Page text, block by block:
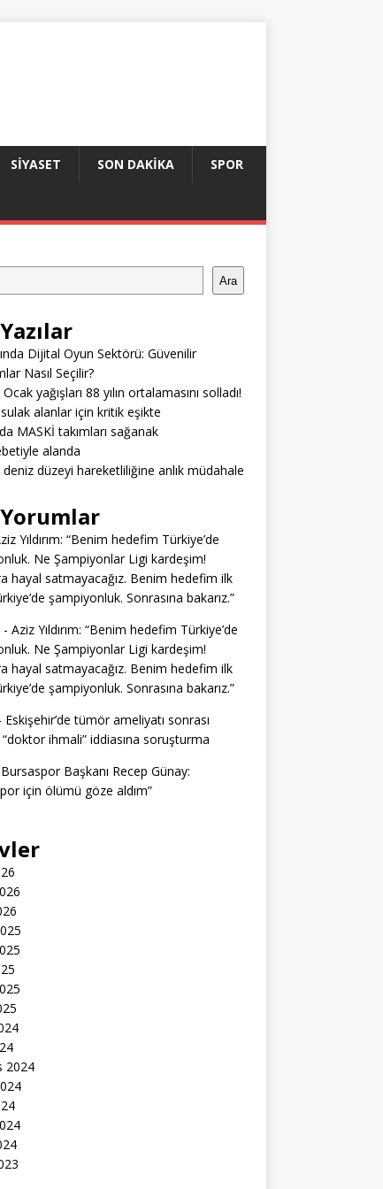
SIYASET SON DAKIKA SPOR
Ara
Dijital Oyun Sektörü: Güvenilir
Nasıl Seçilir?
yağışları 88 yılın ortalamasını solladı!
alanlar için kritik eşikte
MASKİ takımları sağanak
alanda
deniz düzeyi hareketliliğine anlık müdahale
Yıldırım: “Benim hedefim Türkiye’de
Ne Şampiyonlar Ligi kardeşim!
hayal satmayacağız. Benim hedefim ilk
şampiyonluk. Sonrasına bakarız.”
- Aziz Yıldırım: “Benim hedefim Türkiye’de
Ne Şampiyonlar Ligi kardeşim!
hayal satmayacağız. Benim hedefim ilk
şampiyonluk. Sonrasına bakarız.”
Eskişehir’de tümör ameliyatı sonrası
ihmali” iddiasına soruşturma
Bursaspor Başkanı Recep Günay:
için ölümü göze aldım”
2024